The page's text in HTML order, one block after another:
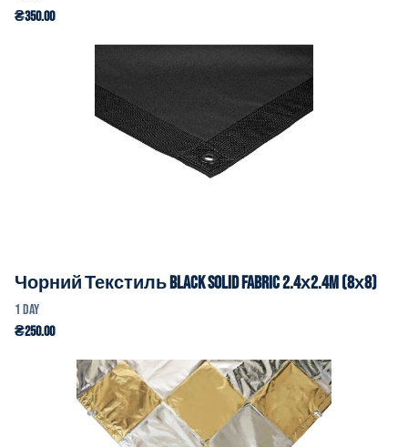
Чорний Текстиль Black Solid Fabric 2.4х2.4m (8х8)